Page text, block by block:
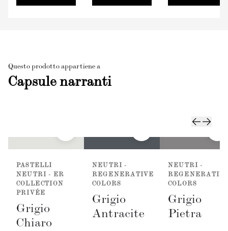
Questo prodotto appartiene a
Capsule narranti
PASTELLI
NEUTRI - ER
COLLECTION
PRIVÉE
Grigio
Chiaro
NEUTRI -
REGENERATIVE
COLORS
Grigio
Antracite
NEUTRI -
COLORS
Grigio
Pietra